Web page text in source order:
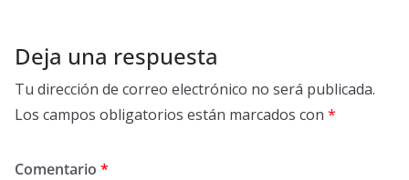
Deja una respuesta
Tu dirección de correo electrónico no será publicada.
Los campos obligatorios están marcados con *
Comentario *